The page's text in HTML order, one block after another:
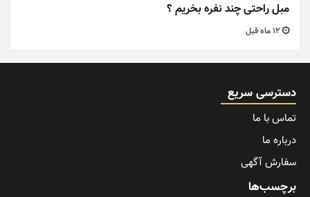
مبل راحتی چند نفره بخریم ؟
دسترسی سریع
تماس با ما
درباره ما
سفارش آگهی
برچسب‌ها